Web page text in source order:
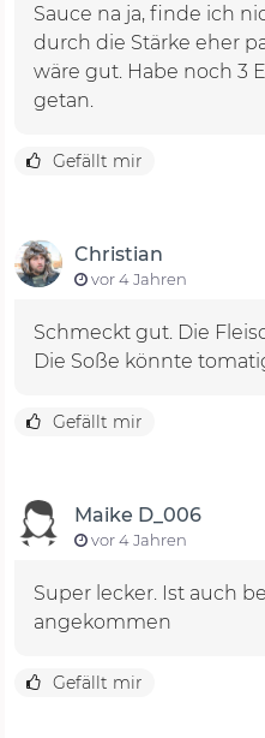
Sauce na ja, finde ich
durch die Stärke eher
wäre gut. Habe noch 3
getan.
Gefällt mir
Christian
vor 4 Jahren
Schmeckt gut. Die
Gefällt mir
Maike D_006
vor 4 Jahren
Super lecker. Ist auch
angekommen
Gefällt mir